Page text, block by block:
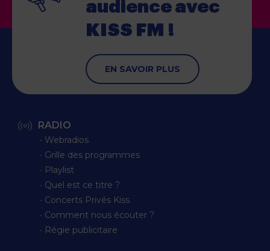
audience avec
KISS FM !
EN SAVOIR PLUS
RADIO
∙ Webradios
∙ Grille des programmes
∙ Playlist
∙ Quel est ce titre ?
∙ Concerts Privés Kiss
∙ Comment nous écouter ?
∙ Régie publicitaire